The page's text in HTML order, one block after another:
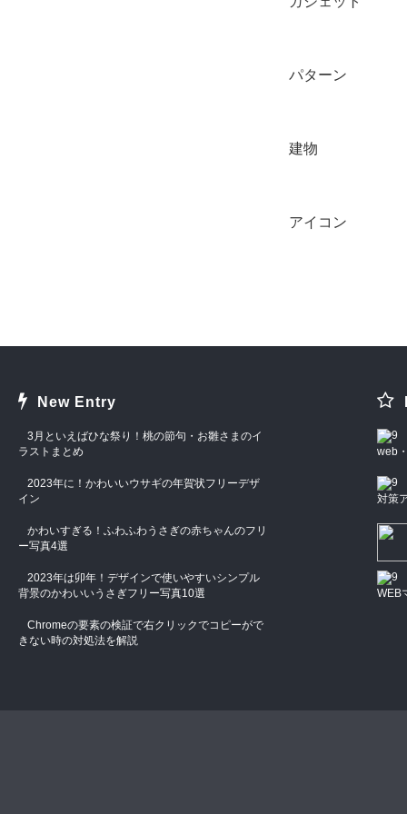
パターン
建物
アイコン
New Entry
3月といえばひな祭り！桃の節句・お雛さまのイ
ラストまとめ
2023年に！かわいいウサギの年賀状フリーデザ
イン
かわいすぎる！ふわふわうさぎの赤ちゃんのフリ
ー写真4選
2023年は卯年！デザインで使いやすいシンプル
背景のかわいいうさぎフリー写真10選
Chromeの要素の検証で右クリックでコピーがで
きない時の対処法を解説
web
対策
WEB